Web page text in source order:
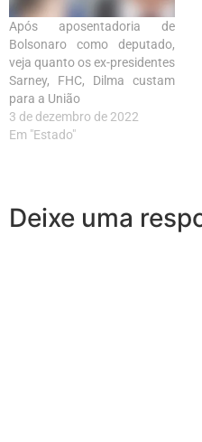
Após aposentadoria de
Bolsonaro como deputado,
veja quanto os ex-presidentes
Sarney, FHC, Dilma custam
para a União
3 de dezembro de 2022
Em "Estado"
Deixe uma